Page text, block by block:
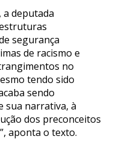
deputada
segurança
de racismo e
no
tendo sido
sendo
sua narrativa, à
dos preconceitos
aponta o texto.